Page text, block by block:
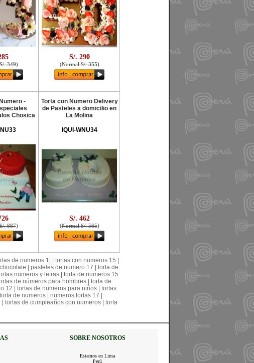
. 349)
S/. 290
(Normal S/. 355)
-
Chosica
. 887)
Torta con Numero Delivery
de Pasteles a domicilio en
La Molina
IQUI-WNU34
S/. 462
(Normal S/. 565)
de numeros 1| | tortas con numeros 15 |
| pasteles de numero 17 | torta de
numeros y letras | torta de numeros 15
de números para hombres | torta de
12 | tortas de numeros para niños | tortas
de numeros | numeros tortas 17 |
tortas de cumpleaños con numeros | torta
SOBRE NOSOTROS
Estamos en Lima
Perú